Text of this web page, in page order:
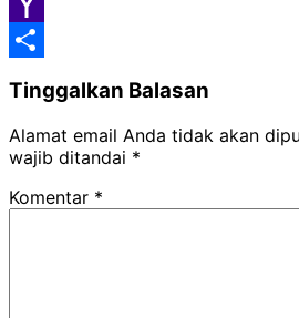
Classroom
Yahoo
Tinggalkan Balasan
Alamat email Anda tidak akan
wajib ditandai *
Komentar *